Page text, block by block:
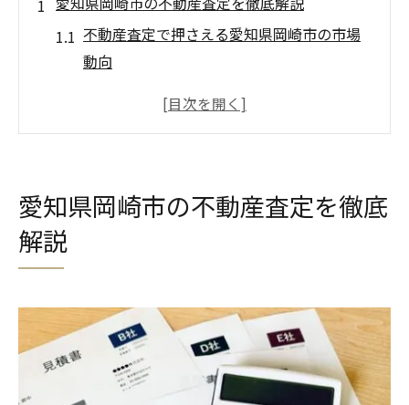
不動産査定で押さえる愛知県岡崎市の市場
動向
不動産査定を活用した売却価格の目安と算
不動産査定が売却計画に与える影響を知る
不動産査定で知る岡崎市売却の要点
不動産査定が岡崎市売却成功の鍵を握る理
由
売却価格を左右する岡崎市の査定基準とは
不動産査定で比較する岡崎市の売却相場
愛知県岡崎市の不動産査定を徹底
解説